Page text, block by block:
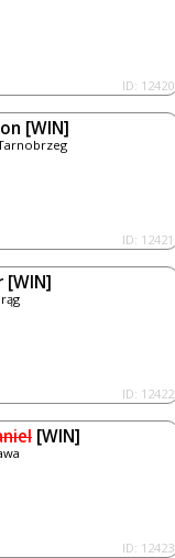
ID: 12420
[WIN]
ID: 12421
[WIN]
ID: 12422
[WIN]
ID: 12423